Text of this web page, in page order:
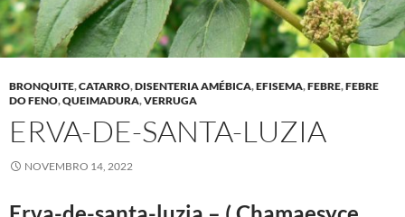
BRONQUITE,CATARRO,DISENTERIA AMÉBICA,EFISEMA,FEBRE,FEBRE
DO FENO,QUEIMADURA,VERRUGA
ERVA-DE-SANTA-LUZIA
NOVEMBRO 14, 2022